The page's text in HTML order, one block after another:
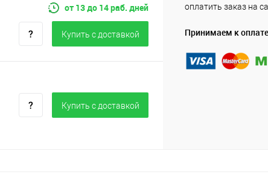
от 13 до 14 раб. дней
Купить c доставкой
Купить c доставкой
оплатить заказ на
Принимаем к оплате